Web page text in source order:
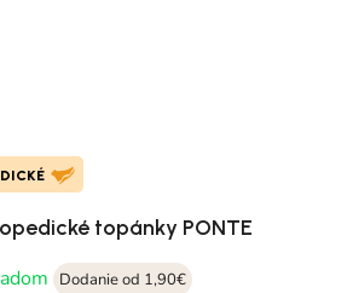
topánky PONTE
Dodanie od 1,90€